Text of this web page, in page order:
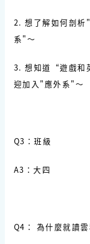
2. 想了解如何剖析
系"～
3. 想知道“遊戲和
迎加入"應外系"～
Q3：班級
A3：大四
Q4： 為什麼就讀雲